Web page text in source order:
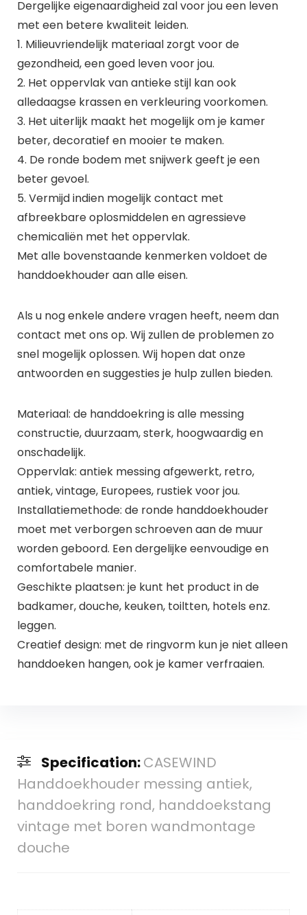
Dergelijke eigenaardigheid zal voor jou een leven
met een betere kwaliteit leiden.
1. Milieuvriendelijk materiaal zorgt voor de
gezondheid, een goed leven voor jou.
2. Het oppervlak van antieke stijl kan ook
alledaagse krassen en verkleuring voorkomen.
3. Het uiterlijk maakt het mogelijk om je kamer
beter, decoratief en mooier te maken.
4. De ronde bodem met snijwerk geeft je een
beter gevoel.
5. Vermijd indien mogelijk contact met
afbreekbare oplosmiddelen en agressieve
chemicaliën met het oppervlak.
Met alle bovenstaande kenmerken voldoet de
handdoekhouder aan alle eisen.
Als u nog enkele andere vragen heeft, neem dan
contact met ons op. Wij zullen de problemen zo
snel mogelijk oplossen. Wij hopen dat onze
antwoorden en suggesties je hulp zullen bieden.
Materiaal: de handdoekring is alle messing
constructie, duurzaam, sterk, hoogwaardig en
onschadelijk.
Oppervlak: antiek messing afgewerkt, retro,
antiek, vintage, Europees, rustiek voor jou.
Installatiemethode: de ronde handdoekhouder
moet met verborgen schroeven aan de muur
worden geboord. Een dergelijke eenvoudige en
comfortabele manier.
Geschikte plaatsen: je kunt het product in de
badkamer, douche, keuken, toiltten, hotels enz.
leggen.
Creatief design: met de ringvorm kun je niet alleen
handdoeken hangen, ook je kamer verfraaien.
Specification:CASEWIND
Handdoekhouder messing antiek,
handdoekring rond, handdoekstang
vintage met boren wandmontage
douche